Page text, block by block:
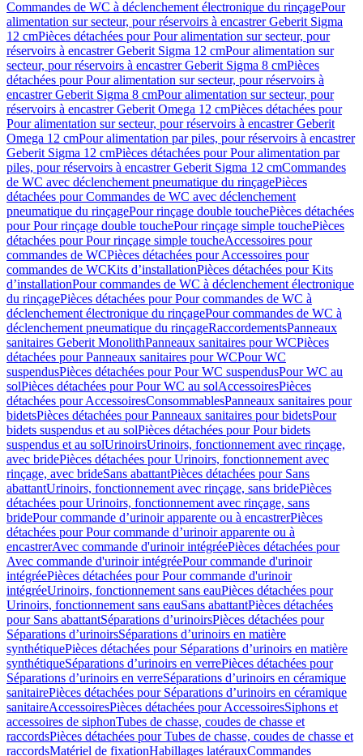
Commandes de WC à déclenchement électronique du rinçagePour
alimentation sur secteur, pour réservoirs à encastrer Geberit Sigma
12 cmPièces détachées pour Pour alimentation sur secteur, pour
réservoirs à encastrer Geberit Sigma 12 cmPour alimentation sur
secteur, pour réservoirs à encastrer Geberit Sigma 8 cmPièces
détachées pour Pour alimentation sur secteur, pour réservoirs à
encastrer Geberit Sigma 8 cmPour alimentation sur secteur, pour
réservoirs à encastrer Geberit Omega 12 cmPièces détachées pour
Pour alimentation sur secteur, pour réservoirs à encastrer Geberit
Omega 12 cmPour alimentation par piles, pour réservoirs à encastrer
Geberit Sigma 12 cmPièces détachées pour Pour alimentation par
piles, pour réservoirs à encastrer Geberit Sigma 12 cmCommandes
de WC avec déclenchement pneumatique du rinçagePièces
détachées pour Commandes de WC avec déclenchement
pneumatique du rinçagePour rinçage double touchePièces détachées
pour Pour rinçage double touchePour rinçage simple touchePièces
détachées pour Pour rinçage simple toucheAccessoires pour
commandes de WCPièces détachées pour Accessoires pour
commandes de WCKits d’installationPièces détachées pour Kits
d’installationPour commandes de WC à déclenchement électronique
du rinçagePièces détachées pour Pour commandes de WC à
déclenchement électronique du rinçagePour commandes de WC à
déclenchement pneumatique du rinçageRaccordementsPanneaux
sanitaires Geberit MonolithPanneaux sanitaires pour WCPièces
détachées pour Panneaux sanitaires pour WCPour WC
suspendusPièces détachées pour Pour WC suspendusPour WC au
solPièces détachées pour Pour WC au solAccessoiresPièces
détachées pour AccessoiresConsommablesPanneaux sanitaires pour
bidetsPièces détachées pour Panneaux sanitaires pour bidetsPour
bidets suspendus et au solPièces détachées pour Pour bidets
suspendus et au solUrinoirsUrinoirs, fonctionnement avec rinçage,
avec bridePièces détachées pour Urinoirs, fonctionnement avec
rinçage, avec brideSans abattantPièces détachées pour Sans
abattantUrinoirs, fonctionnement avec rinçage, sans bridePièces
détachées pour Urinoirs, fonctionnement avec rinçage, sans
bridePour commande d’urinoir apparente ou à encastrerPièces
détachées pour Pour commande d’urinoir apparente ou à
encastrerAvec commande d'urinoir intégréePièces détachées pour
Avec commande d'urinoir intégréePour commande d'urinoir
intégréePièces détachées pour Pour commande d'urinoir
intégréeUrinoirs, fonctionnement sans eauPièces détachées pour
Urinoirs, fonctionnement sans eauSans abattantPièces détachées
pour Sans abattantSéparations d’urinoirsPièces détachées pour
Séparations d’urinoirsSéparations d’urinoirs en matière
synthétiquePièces détachées pour Séparations d’urinoirs en matière
synthétiqueSéparations d’urinoirs en verrePièces détachées pour
Séparations d’urinoirs en verreSéparations d’urinoirs en céramique
sanitairePièces détachées pour Séparations d’urinoirs en céramique
sanitaireAccessoiresPièces détachées pour AccessoiresSiphons et
accessoires de siphonTubes de chasse, coudes de chasse et
raccordsPièces détachées pour Tubes de chasse, coudes de chasse et
raccordsMatériel de fixationHabillages latérauxCommandes